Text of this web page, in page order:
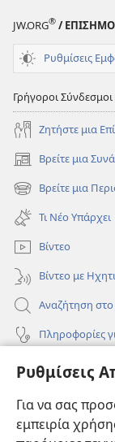
Ρυθμίσεις
Για να σας
εμπειρία
JW.ORG® /
Ρυθμίσεις
Γρήγοροι Σύνδεσμοι
Ζητήστε μια
Βρείτε μια
(ανοίγει
νέο
παράθυρο)
Βρείτε μια
(ανοίγει
νέο
παράθυρο)
Τι Νέο Υπάρχει
Βίντεο
Βίντεο με
Αναζήτηση στο
Πληροφορίες
Πληροφορίες
Συνεισφορές